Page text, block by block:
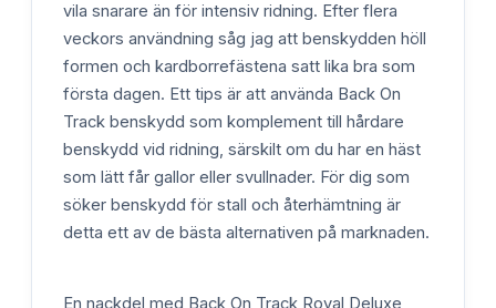
vila snarare än för intensiv ridning. Efter flera
veckors användning såg jag att benskydden höll
formen och kardborrefästena satt lika bra som
första dagen. Ett tips är att använda Back On
Track benskydd som komplement till hårdare
benskydd vid ridning, särskilt om du har en häst
som lätt får gallor eller svullnader. För dig som
söker benskydd för stall och återhämtning är
detta ett av de bästa alternativen på marknaden.
En nackdel med Back On Track Royal Deluxe